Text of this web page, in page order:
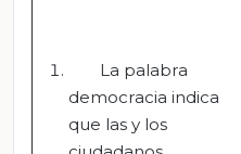
La palabra
democracia indica
que las y los